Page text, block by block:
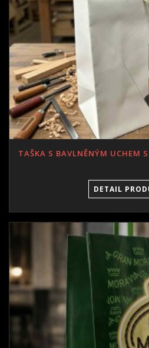
TAŠKA S BAVLNĚNÝM UCHEM
DETAIL